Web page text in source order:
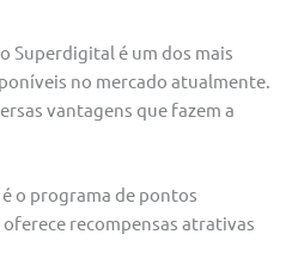
Superdigital é um dos mais
no mercado atualmente.
vantagens que fazem a
o programa de pontos
recompensas atrativas